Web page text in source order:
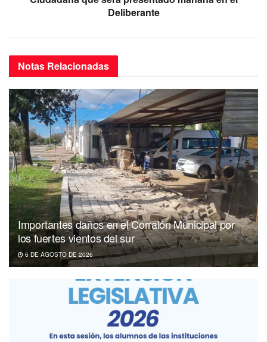
Deliberante
Notas Relacionadas
Importantes daños en el Corralón Municipal por
los fuertes vientos del sur
6 DE AGOSTO DE 2026